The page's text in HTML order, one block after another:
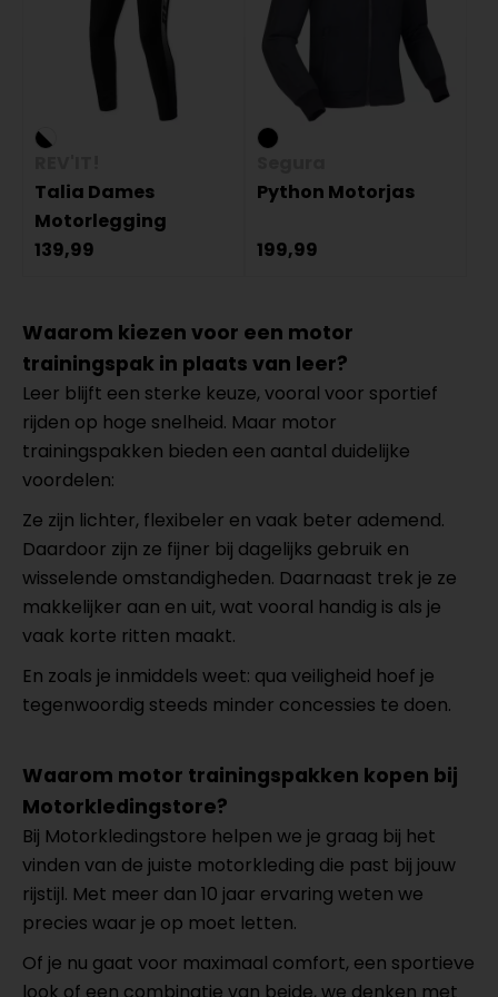
Talia Dames
Motorlegging
139,99
Python Motorjas
199,99
Waarom kiezen voor een motor
trainingspak in plaats van leer?
Leer blijft een sterke keuze, vooral voor sportief
rijden op hoge snelheid. Maar motor
trainingspakken bieden een aantal duidelijke
voordelen:
Ze zijn lichter, flexibeler en vaak beter ademend.
Daardoor zijn ze fijner bij dagelijks gebruik en
wisselende omstandigheden. Daarnaast trek je ze
makkelijker aan en uit, wat vooral handig is als je
vaak korte ritten maakt.
En zoals je inmiddels weet: qua veiligheid hoef je
tegenwoordig steeds minder concessies te doen.
Waarom motor trainingspakken kopen bij
Motorkledingstore?
Bij Motorkledingstore helpen we je graag bij het
vinden van de juiste motorkleding die past bij jouw
rijstijl. Met meer dan 10 jaar ervaring weten we
precies waar je op moet letten.
Of je nu gaat voor maximaal comfort, een sportieve
look of een combinatie van beide, we denken met